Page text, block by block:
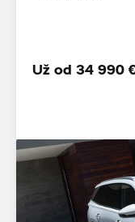
Už od 34 990